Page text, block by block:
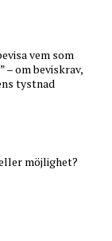
vem som
– om beviskrav,
tystnad
möjlighet?